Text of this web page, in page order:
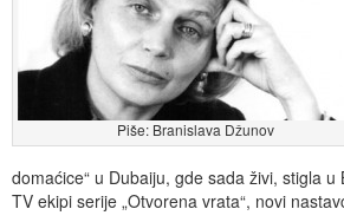
Piše: Branislava Džunov
domaćice“ u Dubaiju, gde sada živi, stigla
TV ekipi serije „Otvorena vrata“, novi